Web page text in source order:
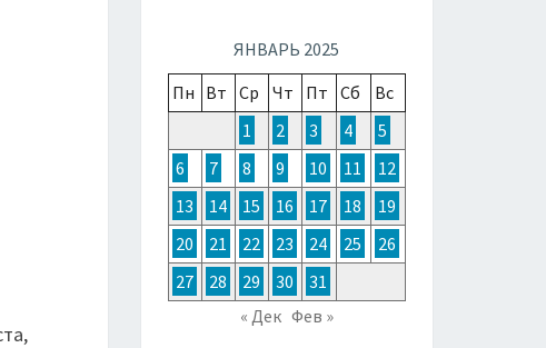
ЯНВАРЬ 2025
Пн Вт Ср Чт Пт Сб
Вс
1
2 3 4
5
6
7 8 9 10 11
12
13
14 15 16 17 18
19
20
21 22 23 24 25
26
27
28 29 30
31
« Дек Фев »